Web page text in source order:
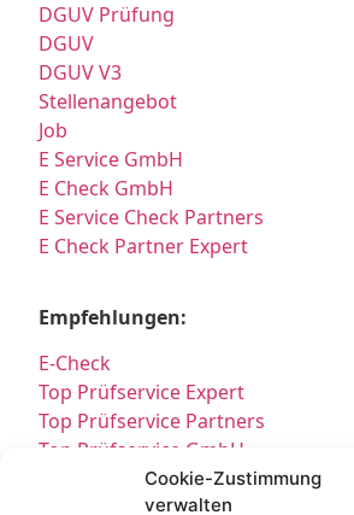
Cookie-Zustimmung
verwalten
DGUV Prüfung
DGUV
DGUV V3
Stellenangebot
Job
E Service GmbH
E Check GmbH
E Service Check Partners
E Check Partner Expert
Empfehlungen:
E-Check
Top Prüfservice Expert
Top Prüfservice Partners
Top Prüfservice GmbH
Prüfung DGUV3 GmbH
Sicherheitsprüfungen Partners